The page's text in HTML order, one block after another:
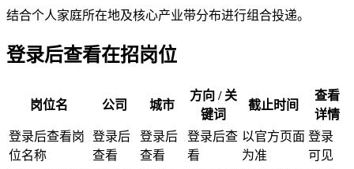
结合个人家庭所在地及核心产业带分布进行组合投递。
登录后查看在招岗位
岗位名 公司 城市
方向 / 关
键词
截止时间
查看
详情
登录后查看岗
位名称
登录后
查看
登录后
查看
登录后查
看
以官方页面
为准
登录
可见